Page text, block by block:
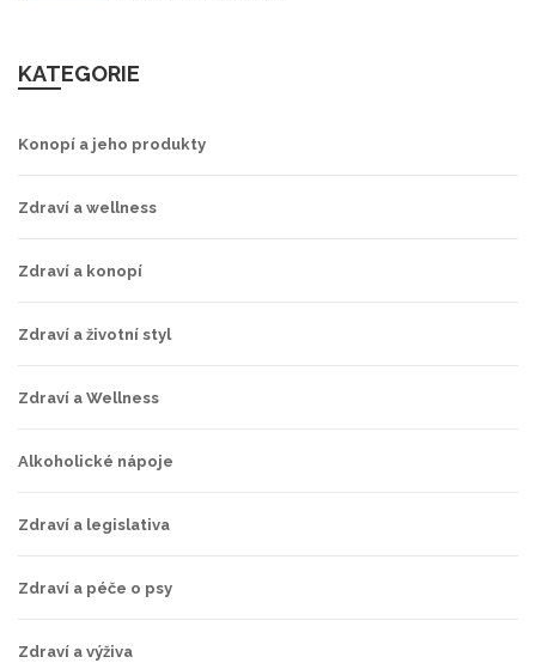
KATEGORIE
Konopí a jeho produkty
Zdraví a wellness
Zdraví a konopí
Zdraví a životní styl
Zdraví a Wellness
Alkoholické nápoje
Zdraví a legislativa
Zdraví a péče o psy
Zdraví a výživa